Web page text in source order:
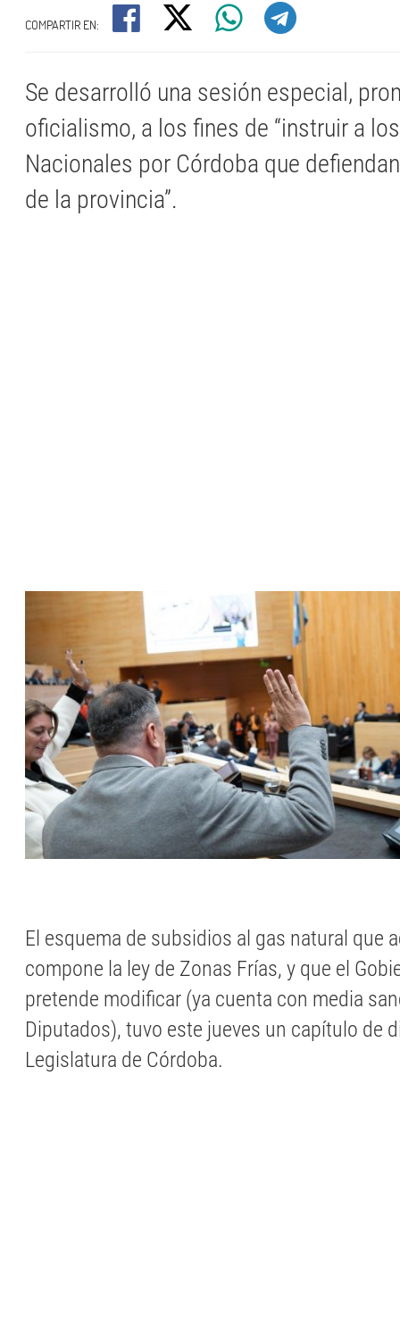
COMPARTIR EN:
Se desarrolló una sesión especial,
oficialismo, a los fines de “instruir a
Nacionales por Córdoba que
de la provincia”.
El esquema de subsidios al gas natural que
compone la ley de Zonas Frías, y que el
pretende modificar (ya cuenta con media
Diputados), tuvo este jueves un capítulo de
Legislatura de Córdoba.